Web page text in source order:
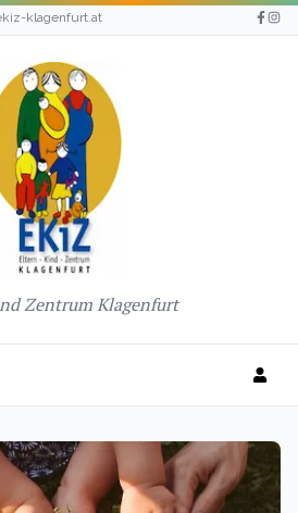
klagenfurt.at
Zentrum Klagenfurt